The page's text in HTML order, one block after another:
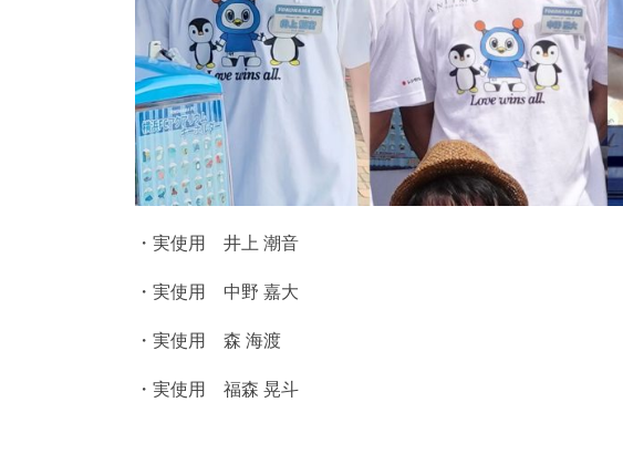
・実使用 井上 潮音
・実使用 中野 嘉大
・実使用 森 海渡
・実使用 福森 晃斗